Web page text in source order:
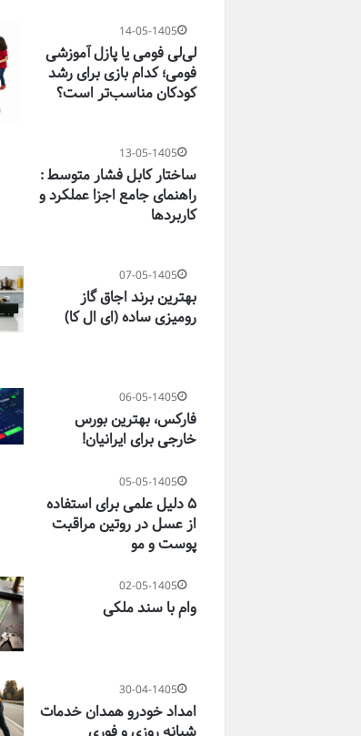
14-05-1405
لی‌لی فومی یا پازل آموزشی
فومی؛ کدام بازی برای رشد
کودکان مناسب‌تر است؟
13-05-1405
ساختار کابل فشار متوسط :
راهنمای جامع اجزا عملکرد و
کاربردها
07-05-1405
بهترین برند اجاق گاز
رومیزی ساده (ای ال کا)
06-05-1405
فارکس، بهترین بورس
خارجی برای ایرانیان!
05-05-1405
۵ دلیل علمی برای استفاده
از عسل در روتین مراقبت
پوست و مو
02-05-1405
وام با سند ملکی
30-04-1405
امداد خودرو همدان خدمات